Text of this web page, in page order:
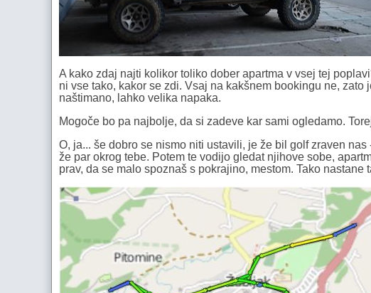
A kako zdaj najti kolikor toliko dober apartma v vsej tej
ni vse tako, kakor se zdi. Vsaj na kakšnem bookingu ne,
naštimano, lahko velika napaka.
Mogoče bo pa najbolje, da si zadeve kar sami ogledamo.
O, ja... še dobro se nismo niti ustavili, je že bil golf zraven
že par okrog tebe. Potem te vodijo gledat njihove sobe,
prav, da se malo spoznaš s pokrajino, mestom. Tako nastane